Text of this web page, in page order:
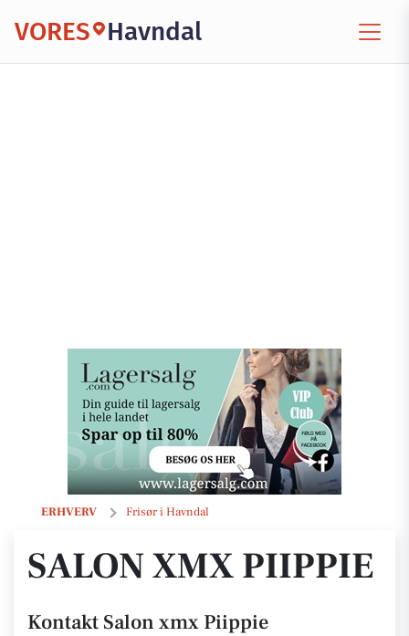
VORES Havndal
ERHVERV Frisør i Havndal
Salon xmx Piippie
SALON XMX PIIPPIE
Kontakt Salon xmx Piippie